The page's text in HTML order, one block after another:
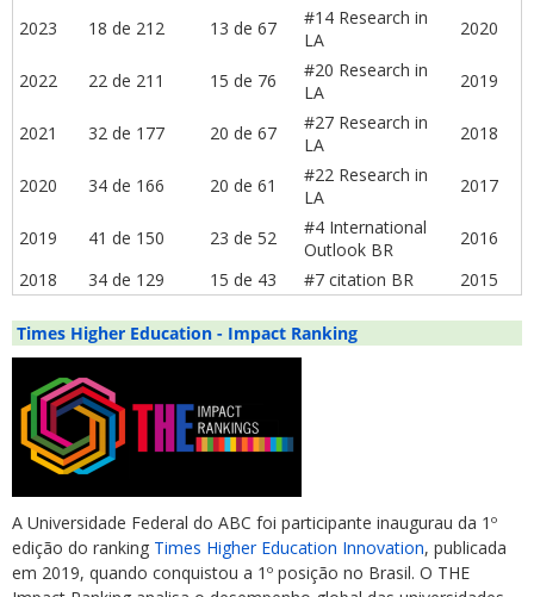
2023
18 de 212 13 de 67
#14 Research in
LA
2020
2022 22 de 211 15 de 76
#20 Research in
LA
2019
2021 32 de 177 20 de 67
#27 Research in
LA
2018
2020 34 de 166 20 de 61
#22 Research in
LA
2017
2019 41 de 150 23 de 52
#4 International
Outlook BR
2016
2018
34 de 129 15 de 43 #7 citation BR 2015
Times Higher Education - Impact Ranking
A Universidade Federal do ABC foi participante inaugurau da 1º
edição do ranking Times Higher Education Innovation, publicada
em 2019, quando conquistou a 1º posição no Brasil. O THE